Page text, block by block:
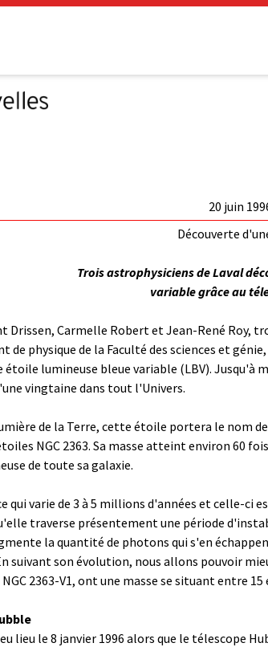
20 juin
Découverte
Trois astrophysiciens de Laval
variable grâce au
Drissen, Carmelle Robert et Jean-René Roy,
de physique de la Faculté des sciences et
étoile lumineuse bleue variable (LBV). Jusqu'à
vingtaine dans tout l'Univers.
de la Terre, cette étoile portera le nom
NGC 2363. Sa masse atteint environ 60
de toute sa galaxie.
qui varie de 3 à 5 millions d'années et celle-ci
traverse présentement une période
la quantité de photons qui s'en
suivant son évolution, nous allons pouvoir
2363-V1, ont une masse se situant entre 15
lieu le 8 janvier 1996 alors que le télescope